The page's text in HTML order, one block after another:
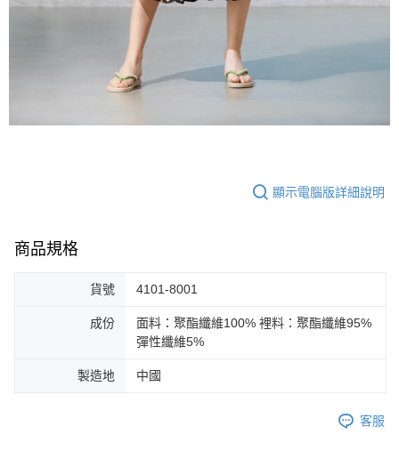
顯示電腦版詳細說明
商品規格
貨號 4101-8001
成份
面料：聚酯纖維100% 裡料：聚酯纖維95%
彈性纖維5%
製造地 中國
客服